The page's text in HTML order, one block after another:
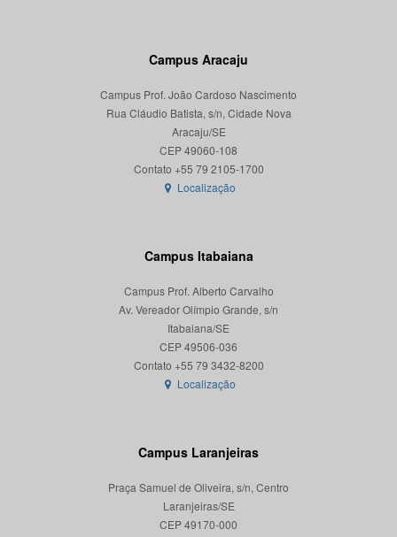
Campus Aracaju
Campus Prof. João Cardoso Nascimento
Rua Cláudio Batista, s/n, Cidade Nova
Aracaju/SE
CEP 49060-108
Localização
Campus Itabaiana
Campus Prof. Alberto Carvalho
Av. Vereador Olímpio Grande, s/n
Itabaiana/SE
CEP 49506-036
Localização
Campus Laranjeiras
Praça Samuel de Oliveira, s/n, Centro
Laranjeiras/SE
CEP 49170-000